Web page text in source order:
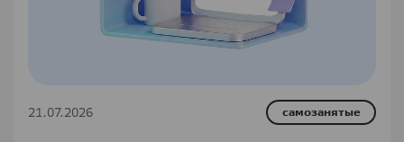
21.07.2026 самозанятые